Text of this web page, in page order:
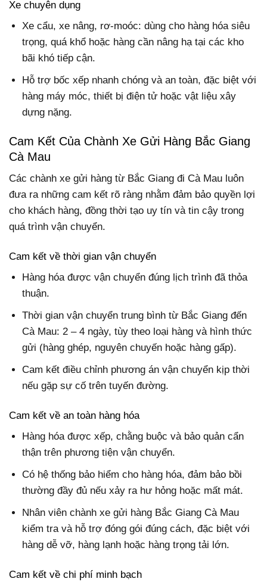
Xe chuyên dụng
Xe cẩu, xe nâng, rơ-moóc: dùng cho hàng hóa siêu
trọng, quá khổ hoặc hàng cần nâng hạ tại các kho
bãi khó tiếp cận.
Hỗ trợ bốc xếp nhanh chóng và an toàn, đặc biệt với
hàng máy móc, thiết bị điện tử hoặc vật liệu xây
dựng nặng.
Cam Kết Của Chành Xe Gửi Hàng Bắc Giang
Cà Mau
Các chành xe gửi hàng từ Bắc Giang đi Cà Mau luôn
đưa ra những cam kết rõ ràng nhằm đảm bảo quyền lợi
cho khách hàng, đồng thời tạo uy tín và tin cậy trong
quá trình vận chuyển.
Cam kết về thời gian vận chuyển
Hàng hóa được vận chuyển đúng lịch trình đã thỏa
thuận.
Thời gian vận chuyển trung bình từ Bắc Giang đến
Cà Mau: 2 – 4 ngày, tùy theo loại hàng và hình thức
gửi (hàng ghép, nguyên chuyến hoặc hàng gấp).
Cam kết điều chỉnh phương án vận chuyển kịp thời
nếu gặp sự cố trên tuyến đường.
Cam kết về an toàn hàng hóa
Hàng hóa được xếp, chằng buộc và bảo quản cẩn
thận trên phương tiện vận chuyển.
Có hệ thống bảo hiểm cho hàng hóa, đảm bảo bồi
thường đầy đủ nếu xảy ra hư hỏng hoặc mất mát.
Nhân viên chành xe gửi hàng Bắc Giang Cà Mau
kiểm tra và hỗ trợ đóng gói đúng cách, đặc biệt với
hàng dễ vỡ, hàng lạnh hoặc hàng trọng tải lớn.
Cam kết về chi phí minh bạch